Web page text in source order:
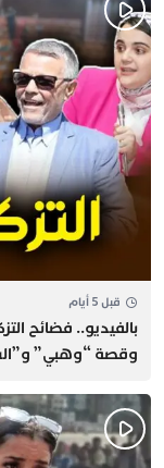
قبل 5 أيام
بالفيديو.. فضائح
وقصة “وهبي”